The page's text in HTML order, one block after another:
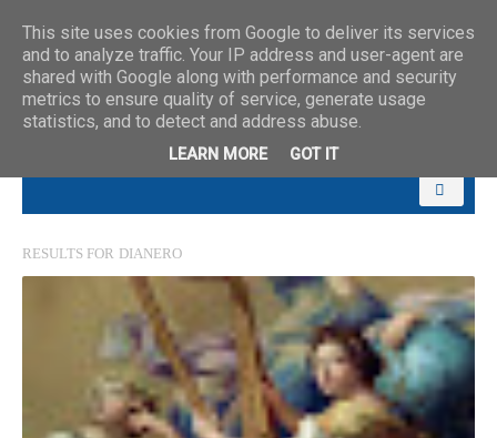
RESULTS FOR DIANERO
This site uses cookies from Google to deliver its services
and to analyze traffic. Your IP address and user-agent are
shared with Google along with performance and security
metrics to ensure quality of service, generate usage
statistics, and to detect and address abuse.
LEARN MORE GOT IT